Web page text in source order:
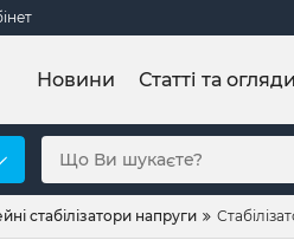
Новини Статті та огляди
стабілізатори напруги